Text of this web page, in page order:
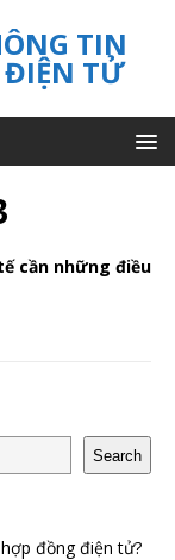
TIN
ĐIỆN TỬ
cần những điều
Search
đồng điện tử?